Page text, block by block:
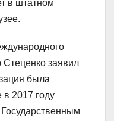
в штатном
Стеценко заявил
была
2017 году